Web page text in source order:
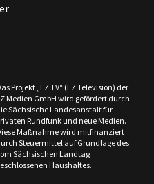
Projekt „LZ TV“ (LZ Television) der
Medien GmbH wird gefördert durch
Sächsische Landesanstalt für
Rundfunk und neue Medien.
Maßnahme wird mitfinanziert
Steuermittel auf Grundlage des
Sächsischen Landtag
Haushaltes.